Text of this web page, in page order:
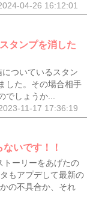
04-26 16:12:01
タンプを消した
ついているスタン
した。その場合相手
しょうか...
11-17 17:36:19
いです！！
トーリーをあげたの
もアプデして最新の
の不具合か、それ